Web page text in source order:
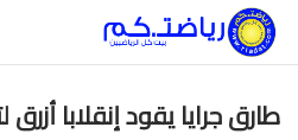
طارق جرايا يقود إنقلابا